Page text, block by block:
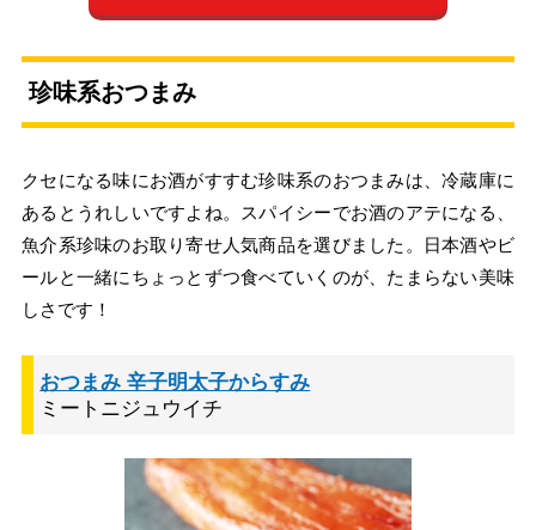
珍味系おつまみ
クセになる味にお酒がすすむ珍味系のおつまみは、冷蔵庫に
あるとうれしいですよね。スパイシーでお酒のアテになる、
魚介系珍味のお取り寄せ人気商品を選びました。日本酒やビ
ールと一緒にちょっとずつ食べていくのが、たまらない美味
しさです！
おつまみ 辛子明太子からすみ
ミートニジュウイチ